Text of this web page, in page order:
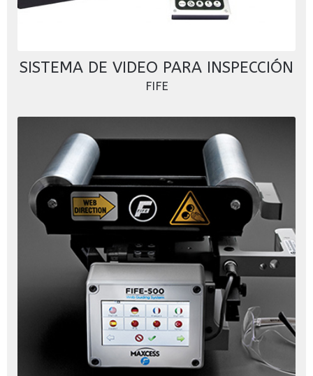
SISTEMA DE VIDEO PARA INSPECCIÓN
FIFE